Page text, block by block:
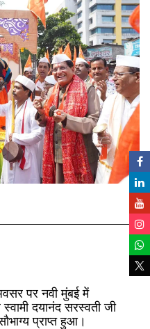
पर नवी मुंबई में
दयानंद सरस्वती जी
प्राप्त हुआ।